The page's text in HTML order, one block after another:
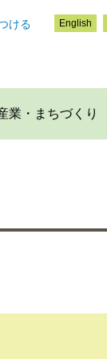
ける English
業・まちづくり